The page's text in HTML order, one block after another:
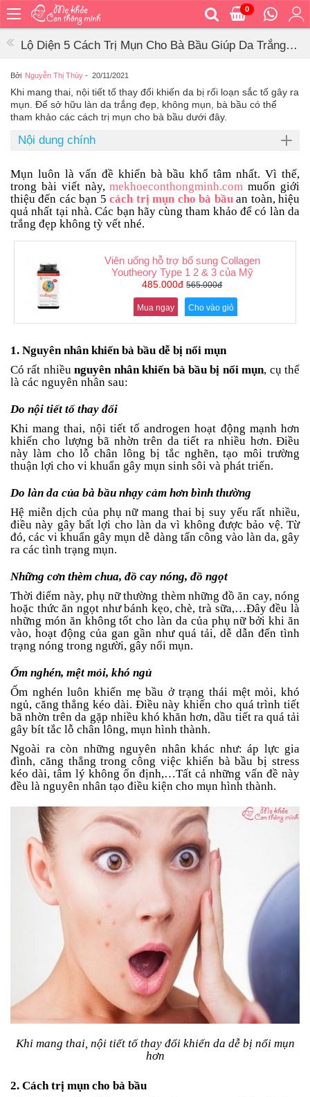
0
chủ
ăn
Bé
vệ
sinh
Bé
Bé
đi
ra
ngoài
Bé
Bé
tắm
chơi
học
Dành
cho
cho
bố
Đồ
trong
nhà
Tin
tức
FAQ
Lộ Diện 5 Cách Trị Mụn Cho Bà Bầu Giúp Da Trắng
Bởi Nguyễn Thị Thùy - 20/11/2021
Khi mang thai, nội tiết tố thay đổi khiến da bị rối loạn sắc tố gây ra
mụn. Để sở hữu làn da trắng đẹp, không mụn, bà bầu có thể
tham khảo các cách trị mụn cho bà bầu dưới đây.
Nội dung chính
Mụn luôn là vấn đề khiến bà bầu khổ tâm nhất. Vì thế,
trong bài viết này,mekhoeconthongminh.com muốn giới
thiệu đến các bạn 5cách trị mụn cho bà bầuan toàn, hiệu
quả nhất tại nhà. Các bạn hãy cùng tham khảo để có làn da
trắng đẹp không tỳ vết nhé.
Viên uống hỗ trợ bổ sung Collagen
Youtheory Type 1 2 & 3 của Mỹ
485.000đ565.000đ
Mua ngay Cho vào giỏ
1. Nguyên nhân khiến bà bầu dễ bị nổi mụn
Có rất nhiềunguyên nhân khiến bà bầu bị nổi mụn, cụ thể
là các nguyên nhân sau:
Do nội tiết tố thay đổi
Khi mang thai, nội tiết tố androgen hoạt động mạnh hơn
khiến cho lượng bã nhờn trên da tiết ra nhiều hơn. Điều
này làm cho lỗ chân lông bị tắc nghẽn, tạo môi trường
thuận lợi cho vi khuẩn gây mụn sinh sôi và phát triển.
Do làn da của bà bầu nhạy cảm hơn bình thường
Hệ miễn dịch của phụ nữ mang thai bị suy yếu rất nhiều,
điều này gây bất lợi cho làn da vì không được bảo vệ. Từ
đó, các vi khuẩn gây mụn dễ dàng tấn công vào làn da, gây
ra các tình trạng mụn.
Những cơn thèm chua, đồ cay nóng, đồ ngọt
Thời điểm này, phụ nữ thường thèm những đồ ăn cay, nóng
hoặc thức ăn ngọt như bánh kẹo, chè, trà sữa,…Đây đều là
những món ăn không tốt cho làn da của phụ nữ bởi khi ăn
vào, hoạt động của gan gần như quá tải, dễ dẫn đến tình
trạng nóng trong người, gây nổi mụn.
Ốm nghén, mệt mỏi, khó ngủ
Ốm nghén luôn khiến mẹ bầu ở trạng thái mệt mỏi, khó
ngủ, căng thẳng kéo dài. Điều này khiến cho quá trình tiết
bã nhờn trên da gặp nhiều khó khăn hơn, dầu tiết ra quá tải
gây bít tắc lỗ chân lông, mụn hình thành.
Ngoài ra còn những nguyên nhân khác như: áp lực gia
đình, căng thẳng trong công việc khiến bà bầu bị stress
kéo dài, tâm lý không ổn định,…Tất cả những vấn đề này
đều là nguyên nhân tạo điều kiện cho mụn hình thành.
Khi mang thai, nội tiết tố thay đổi khiến da dễ bị nổi mụn
hơn
2. Cách trị mụn cho bà bầu